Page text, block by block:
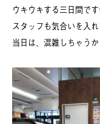
ウキウキする三日間で
スタッフも気合いを入
当日は、混雑しちゃう